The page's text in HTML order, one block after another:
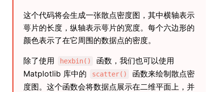
这个代码将会生成一张散点密度图，其中横轴表示
萼片的长度，纵轴表示萼片的宽度。每个六边形的
颜色表示了在它周围的数据点的密度。
除了使用 hexbin()
函数，我们也可以使用
Matplotlib 库中的
scatter()
函数来绘制散点密
度图。这个函数会将数据点展示在二维平面上，并